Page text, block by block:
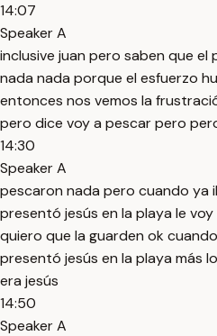
14:07
Speaker A
inclusive juan pero saben que
nada nada porque el esfuerzo
entonces nos vemos la
pero dice voy a pescar pero
14:30
Speaker A
pescaron nada pero cuando ya
presentó jesús en la playa le
quiero que la guarden ok
presentó jesús en la playa más
era jesús
14:50
Speaker A